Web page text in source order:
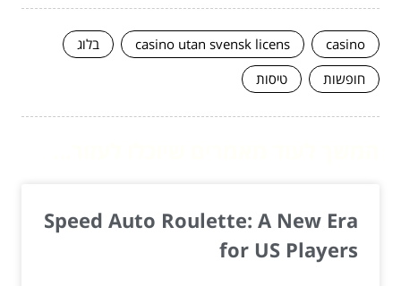
casino
casino utan svensk licens
בלוג
חופשות
טיסות
Speed Auto Roulette: A New Era
for US Players